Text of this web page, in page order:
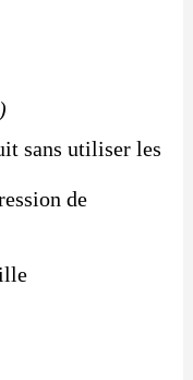
sans utiliser les
de